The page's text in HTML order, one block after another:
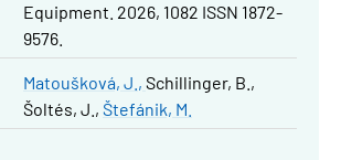
Equipment. 2026, 1082 ISSN 1872-
9576.
Matoušková, J.
Schillinger, B.
Šoltés, J.
Štefánik, M.